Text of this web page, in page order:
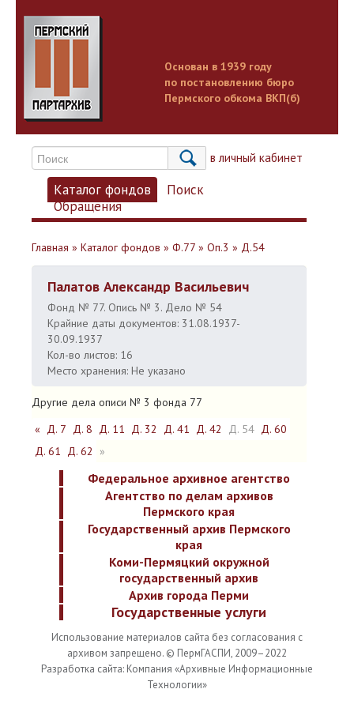
Основан в 1939 году
по постановлению бюро
Пермского обкома ВКП(б)
Вход в личный кабинет
Каталог фондов
Поиск
Обращения
Главная » Каталог фондов » Ф.77 » Оп.3 » Д.54
Палатов Александр Васильевич
Фонд № 77. Опись № 3. Дело № 54
Крайние даты документов: 31.08.1937-
30.09.1937
Кол-во листов: 16
Место хранения: Не указано
Другие дела описи № 3 фонда 77
« Д. 7 Д. 8 Д. 11 Д. 32 Д. 41 Д. 42 Д. 54 Д. 60
Д. 61 Д. 62 »
Федеральное архивное агентство
Агентство по делам архивов
Пермского края
Государственный архив Пермского
края
Коми-Пермяцкий окружной
государственный архив
Архив города Перми
Государственные услуги
Использование материалов сайта без согласования с
архивом запрещено. © ПермГАСПИ, 2009–2022
Разработка сайта: Компания «Архивные Информационные
Технологии»